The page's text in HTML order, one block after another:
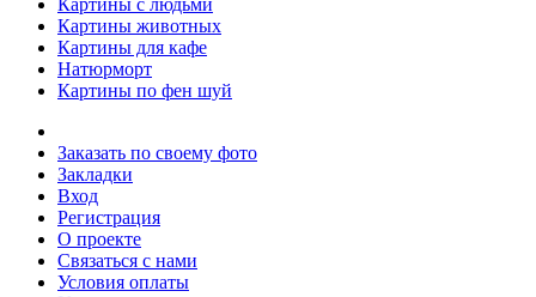
Картины с людьми
Картины животных
Картины для кафе
Натюрморт
Картины по фен шуй
Заказать по своему фото
Закладки
Вход
Регистрация
О проекте
Связаться с нами
Условия оплаты